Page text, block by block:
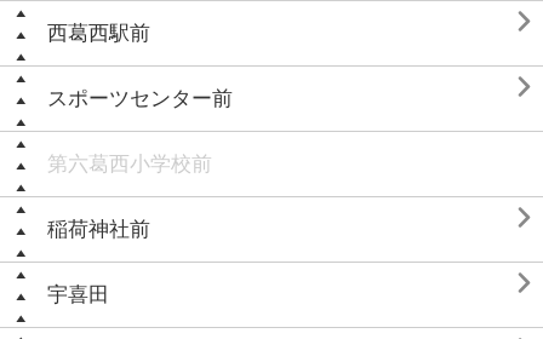
西葛西駅前 
スポーツセンター前 
第六葛西小学校前
稲荷神社前 
宇喜田 